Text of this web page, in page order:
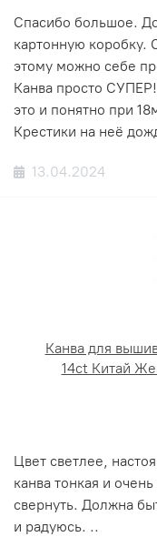
Спасибо большое.
картонную коробку.
этому можно себе
Канва просто
это и понятно при
Крестики на неё
13.04.2024
Канва для
14ct Китай
Цвет светлее,
канва тонкая и
свернуть. Должна
и радуюсь. ..